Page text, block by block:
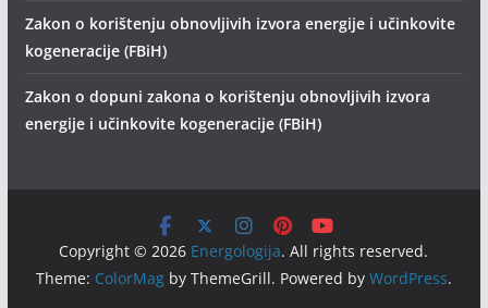
Zakon o korištenju obnovljivih izvora energije i učinkovite
kogeneracije (FBiH)
Zakon o dopuni zakona o korištenju obnovljivih izvora
energije i učinkovite kogeneracije (FBiH)
Copyright © 2026 Energologija. All rights reserved.
Theme: ColorMagby ThemeGrill. Powered by WordPress.